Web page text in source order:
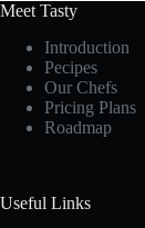
Meet Tasty
Introduction
Pecipes
Our Chefs
Pricing Plans
Roadmap
Useful Links